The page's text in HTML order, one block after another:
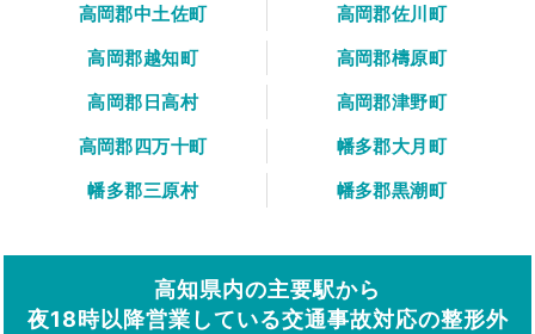
高岡郡中土佐町
高岡郡佐川町
高岡郡越知町
高岡郡檮原町
高岡郡日高村
高岡郡津野町
高岡郡四万十町
幡多郡大月町
幡多郡三原村
幡多郡黒潮町
高知県内の主要駅から
夜18時以降営業している交通事故対応の整形外